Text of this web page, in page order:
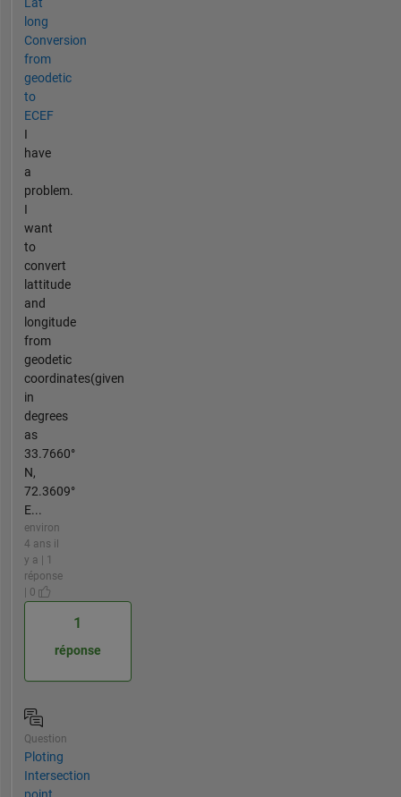
long
Conversion
from
geodetic
to
ECEF
I
have
a
problem.
I
want
to
convert
lattitude
and
longitude
from
geodetic
coordinates(given
in
degrees
as
33.7660°
N,
72.3609°
E...
environ
4 ans il
y a | 1
réponse
| 0
1
réponse
Question
Ploting
Intersection